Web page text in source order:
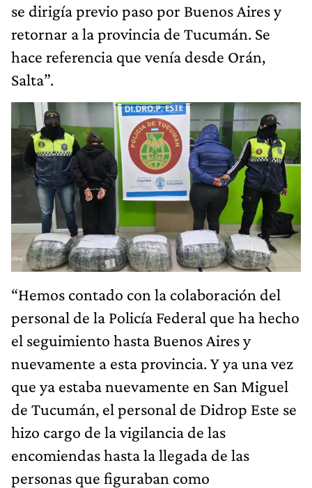
se dirigía previo paso por Buenos Aires y
retornar a la provincia de Tucumán. Se
hace referencia que venía desde Orán,
Salta”.
“Hemos contado con la colaboración del
personal de la Policía Federal que ha hecho
el seguimiento hasta Buenos Aires y
nuevamente a esta provincia. Y ya una vez
que ya estaba nuevamente en San Miguel
de Tucumán, el personal de Didrop Este se
hizo cargo de la vigilancia de las
encomiendas hasta la llegada de las
personas que figuraban como